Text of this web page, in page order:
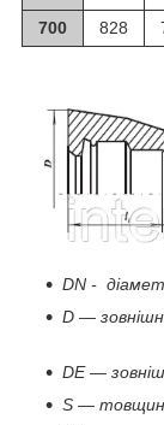
700
828
DN -
D —
DЕ —
S —